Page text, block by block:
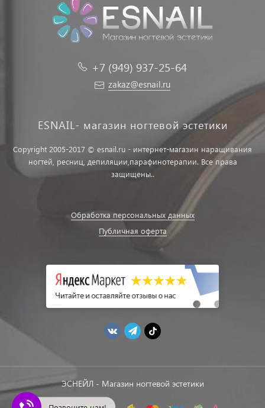
+7 (949) 937-25-64
zakaz@esnail.ru
ESNAIL- магазин ногтевой эстетики
Copyright 2005-2017 © esnail.ru - интернет-магазин наращивания
ногтей, ресниц, депиляции,парафинотерапии. Все права
защищены..
Обработка персональных данных
Публичная оферта
ЭСНЕЙЛ - Магазин ногтевой эстетики